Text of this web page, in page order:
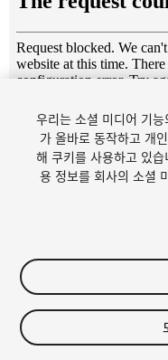
$6
세금/부가세는 결제 시 반영
우리는 소셜 미디어 기
가 올바로 동작하고 개
해 쿠키를 사용하고 있
용 정보를 회사의 소셜